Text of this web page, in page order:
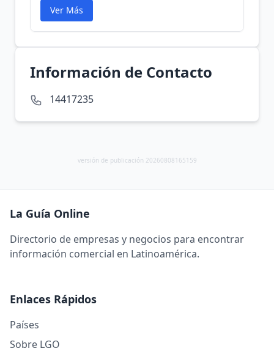
Ver Más
Información de Contacto
14417235
versión de publicación 20260808165159
La Guía Online
Directorio de empresas y negocios para encontrar
información comercial en Latinoamérica.
Enlaces Rápidos
Países
Sobre LGO